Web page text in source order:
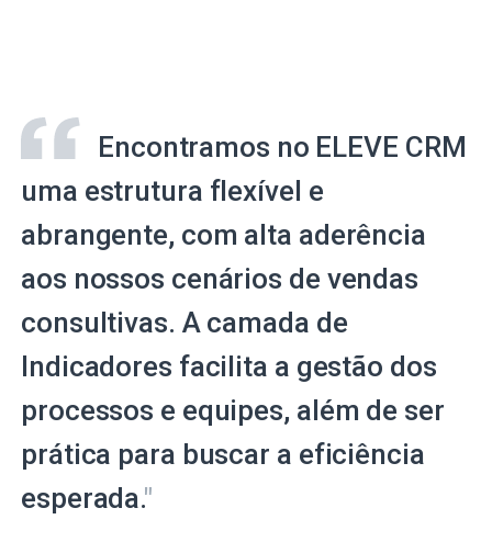
Encontramos no ELEVE CRM
uma estrutura flexível e
abrangente, com alta aderência
aos nossos cenários de vendas
consultivas. A camada de
Indicadores facilita a gestão dos
processos e equipes, além de ser
prática para buscar a eficiência
esperada."